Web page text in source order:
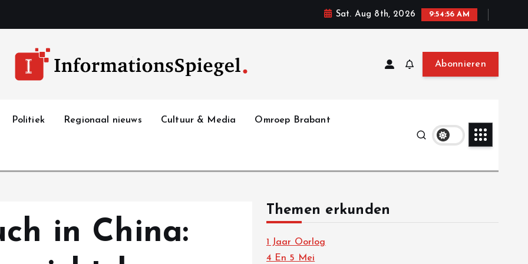
Sat. Aug 8th, 2026 9:54:58 AM
Abonnieren
Politiek Regionaal nieuws Cultuur & Media Omroep Brabant
in China:
Themen erkunden
1 Jaar Oorlog
4 En 5 Mei